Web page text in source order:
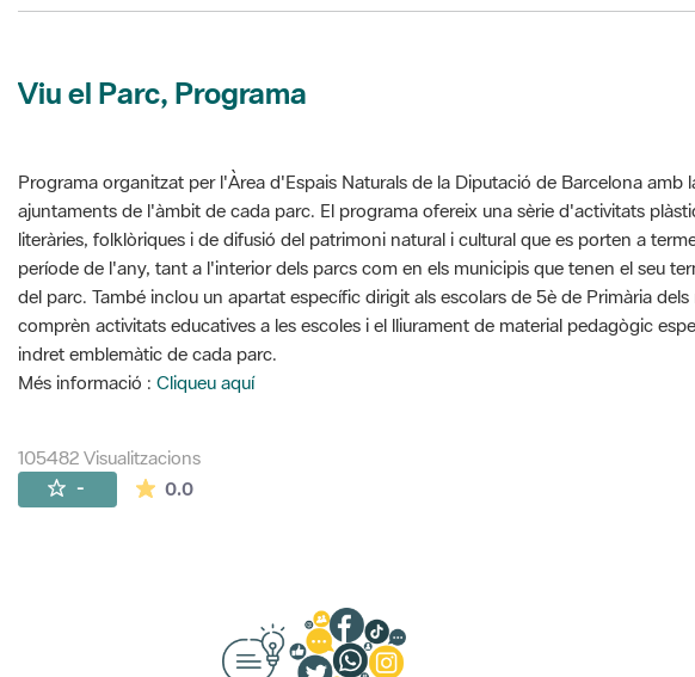
Viu el Parc, Programa
Programa organitzat per l'Àrea d'Espais Naturals de la Diputació de Barcelona amb
ajuntaments de l'àmbit de cada parc. El programa ofereix una sèrie d'activitats
literàries, folklòriques i de difusió del patrimoni natural i cultural que es porten a
període de l'any, tant a l'interior dels parcs com en els municipis que tenen el seu
del parc. També inclou un apartat específic dirigit als escolars de 5è de Primària
comprèn activitats educatives a les escoles i el lliurament de material pedagògic
indret emblemàtic de cada parc.
Més informació : Cliqueu aquí
105482 Visualitzacions
- 0.0La mitjana de les valoracions és de 0 estrelles de 5.